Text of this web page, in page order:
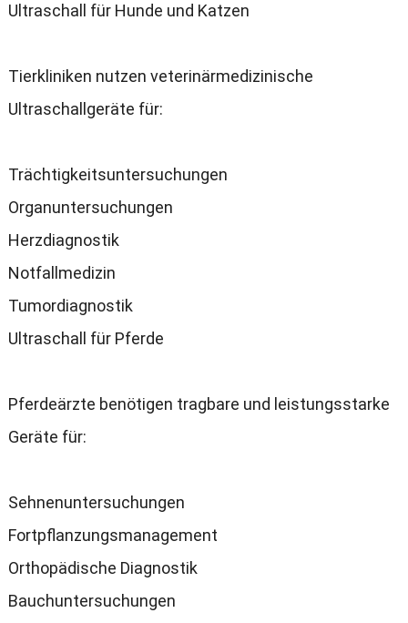
Ultraschall für Hunde und Katzen
Tierkliniken nutzen veterinärmedizinische
Ultraschallgeräte für:
Trächtigkeitsuntersuchungen
Organuntersuchungen
Herzdiagnostik
Notfallmedizin
Tumordiagnostik
Ultraschall für Pferde
Pferdeärzte benötigen tragbare und leistungsstarke
Geräte für:
Sehnenuntersuchungen
Fortpflanzungsmanagement
Orthopädische Diagnostik
Bauchuntersuchungen